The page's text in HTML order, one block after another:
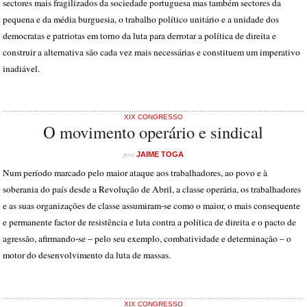
sectores mais fragilizados da sociedade portuguesa mas também sectores da
pequena e da média burguesia, o trabalho político unitário e a unidade dos
democratas e patriotas em torno da luta para derrotar a política de direita e
construir a alternativa são cada vez mais necessárias e constituem um imperativo
inadiável.
XIX CONGRESSO
O movimento operário e sindical
porJAIME TOGA
Num período marcado pelo maior ataque aos trabalhadores, ao povo e à
soberania do país desde a Revolução de Abril, a classe operária, os trabalhadores
e as suas organizações de classe assumiram-se como o maior, o mais consequente
e permanente factor de resistência e luta contra a política de direita e o pacto de
agressão, afirmando-se – pelo seu exemplo, combatividade e determinação – o
motor do desenvolvimento da luta de massas.
XIX CONGRESSO